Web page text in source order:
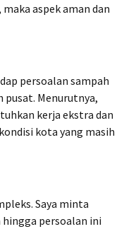
aspek aman dan
persoalan sampah
Menurutnya,
kerja ekstra dan
kota yang masih
Saya minta
hingga persoalan ini